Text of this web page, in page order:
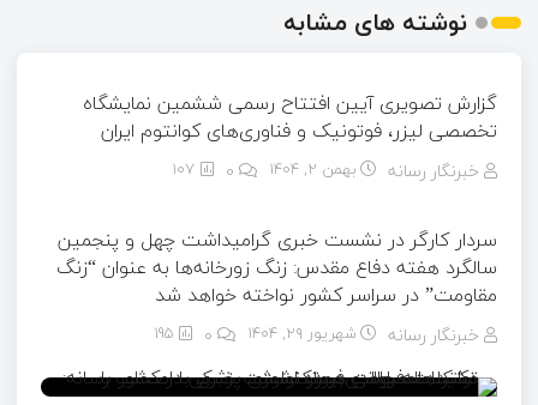
نوشته های مشابه
گزارش تصویری آیین افتتاح رسمی ششمین نمایشگاه
تخصصی لیزر، فوتونیک و فناوری‌های کوانتوم ایران
خبرنگار رسانه بهمن ۲, ۱۴۰۴ 107
سردار کارگر در نشست خبری گرامیداشت چهل و پنجمین
سالگرد هفته دفاع مقدس: زنگ زورخانه‌ها به عنوان “زنگ
مقاومت” در سراسر کشور نواخته خواهد شد
خبرنگار رسانه شهریور ۲۹, ۱۴۰۴ 195